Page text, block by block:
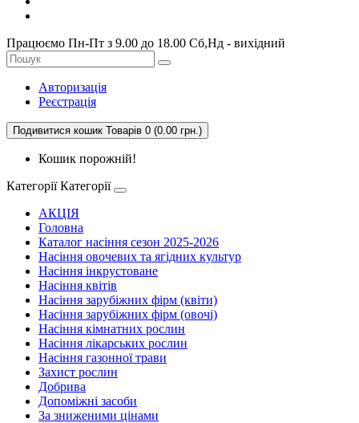
Працюємо Пн-Пт з 9.00 до 18.00 Сб,Нд - вихідний
Авторизація
Реєстрація
Подивитися кошик Товарів 0 (0.00 грн.)
Кошик порожній!
Категорії Категорії
АКЦІЯ
Головна
Каталог насіння сезон 2025-2026
Насіння овочевих та ягідних культур
Насіння інкрустоване
Насіння квітів
Насіння зарубіжних фірм (квіти)
Насіння зарубіжних фірм (овочі)
Насіння кімнатних рослин
Насіння лікарських рослин
Насіння газонної трави
Захист рослин
Добрива
Допоміжні засоби
За зниженими цінами